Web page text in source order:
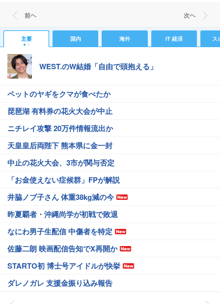
前ヘ 次ヘ
主要 国内 海外 IT 経済 ス
WEST.のW結婚「自由で頭抱える」
ペットのヤギをクマが食べたか
琵琶湖 有料券の花火大会が中止
ニチレイ攻撃 20万件情報流出か
天皇皇后両陛下 熊本県に金一封
中止の花火大会、3市が関与否定
「お金使えない症候群」FPが解説
井脇ノブ子さん 体重38kg減の今
昨夏覇者・沖縄尚学が初戦で敗退
なにわ男子生配信 中傷者を特定
佐藤二朗 映画配信告知でX再開か
STARTO初 博士号アイドルが快挙
ダレノガレ 支援金振り込み報告